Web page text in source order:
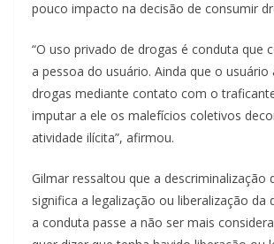
pouco impacto na decisão de consumir
“O uso privado de drogas é conduta que
a pessoa do usuário. Ainda que o usuário
drogas mediante contato com o
imputar a ele os malefícios coletivos
atividade ilícita”, afirmou.
Gilmar ressaltou que a descriminalização
significa a legalização ou liberalização da
a conduta passe a não ser mais